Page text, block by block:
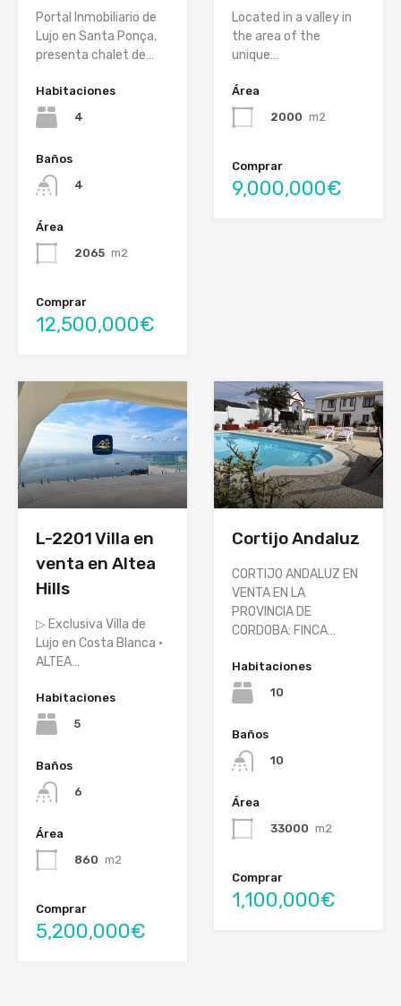
Portal Inmobiliario de
Lujo en Santa Ponça,
presenta chalet de…
Habitaciones
4
Baños
4
Área
2065 m2
Comprar
12,500,000€
Located in a valley in
the area of the
unique…
Área
2000 m2
Comprar
9,000,000€
L-2201 Villa en
venta en Altea
Hills
▷ Exclusiva Villa de
Lujo en Costa Blanca ·
ALTEA…
Habitaciones
5
Baños
6
Área
860 m2
Comprar
5,200,000€
Cortijo Andaluz
CORTIJO ANDALUZ EN
VENTA EN LA
PROVINCIA DE
CORDOBA: FINCA…
Habitaciones
10
Baños
10
Área
33000 m2
Comprar
1,100,000€